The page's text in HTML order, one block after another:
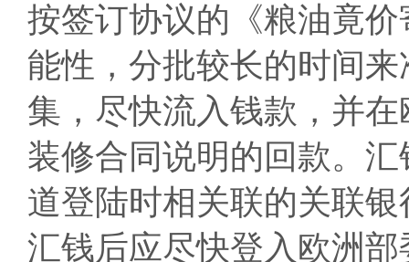
按签订协议的《粮油竟
能性，分批较长的时间
集，尽快流入钱款，并
装修合同说明的回款。
道登陆时相关联的关联
汇钱后应尽快登入欧洲